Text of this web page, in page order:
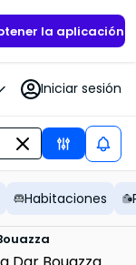
la aplicación
Iniciar sesión
Habitaciones